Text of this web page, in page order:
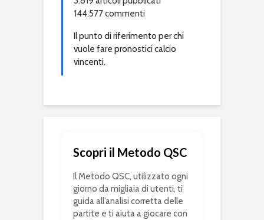
144.577 commenti
Il punto di riferimento per chi
vuole fare pronostici calcio
vincenti.
Scopri il Metodo QSC
Il Metodo QSC, utilizzato ogni
giorno da migliaia di utenti, ti
guida all’analisi corretta delle
partite e ti aiuta a giocare con